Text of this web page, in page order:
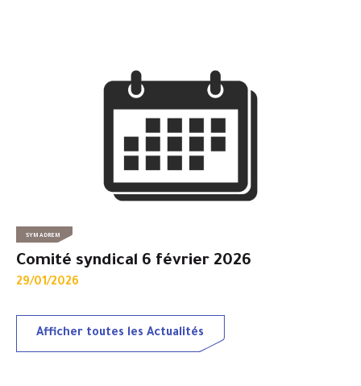
SYMADREM
Comité syndical 6 février 2026
29/01/2026
Afficher toutes les Actualités